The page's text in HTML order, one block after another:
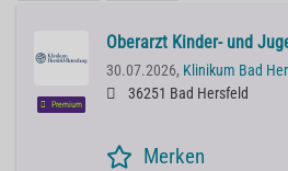
Premium
Oberarzt Kinder- und
30.07.2026, Klinikum Bad
36251 Bad Hersfeld
Merken